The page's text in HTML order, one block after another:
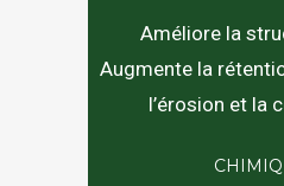
Améliore la
Augmente la
l’érosion et la